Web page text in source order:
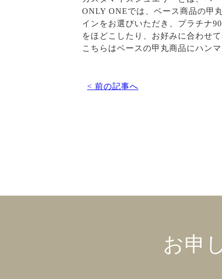
ONLY ONEでは、ベース商品の甲
インをお選びいただき、プラチナ
をほどこしたり、お好みに合わせ
こちらはベースの甲丸商品にハン
< 前の記事へ
お申